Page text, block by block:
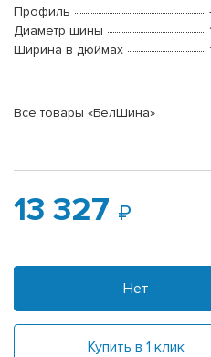
Профиль
Диаметр шины
Ширина в дюймах
Все товары «БелШина»
13 327
Нет
Купить в 1 клик